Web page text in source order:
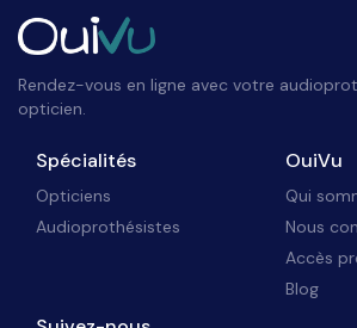
Rendez-vous en ligne avec votre
opticien.
Spécialités
Opticiens
Audioprothésistes
OuiVu
Qui
Nous
Accès
Blog